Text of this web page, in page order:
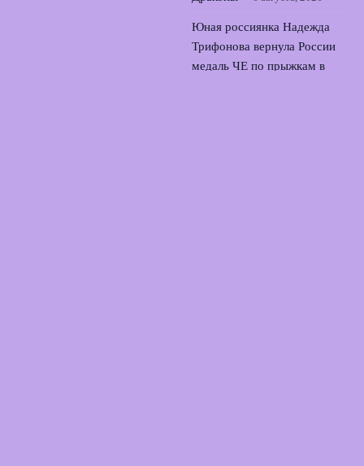
Юная россиянка Надежда
Трифонова вернула России
медаль ЧЕ по прыжкам в